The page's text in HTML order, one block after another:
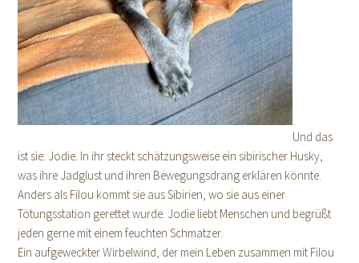
Und das
ist sie: Jodie. In ihr steckt schätzungsweise ein sibirischer Husky,
was ihre Jadglust und ihren Bewegungsdrang erklären könnte.
Anders als Filou kommt sie aus Sibirien, wo sie aus einer
Tötungsstation gerettet wurde. Jodie liebt Menschen und begrüßt
jeden gerne mit einem feuchten Schmatzer.
Ein aufgeweckter Wirbelwind, der mein Leben zusammen mit Filou